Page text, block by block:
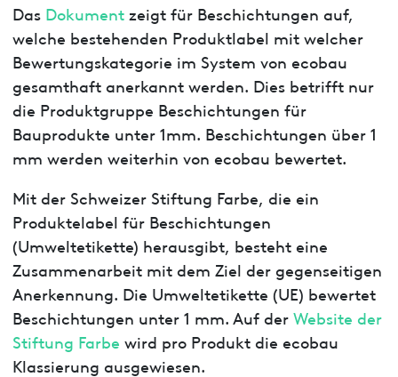
Das Dokumentzeigt für Beschichtungen auf,
welche bestehenden Produktlabel mit welcher
Bewertungskategorie im System von ecobau
gesamthaft anerkannt werden. Dies betrifft nur
die Produktgruppe Beschichtungen für
Bauprodukte unter 1mm. Beschichtungen über 1
mm werden weiterhin von ecobau bewertet.
Mit der Schweizer Stiftung Farbe, die ein
Produktelabel für Beschichtungen
(Umweltetikette) herausgibt, besteht eine
Zusammenarbeit mit dem Ziel der gegenseitigen
Anerkennung. Die Umweltetikette (UE) bewertet
Beschichtungen unter 1 mm. Auf der Website der
Stiftung Farbe wird pro Produkt die ecobau
Klassierung ausgewiesen.